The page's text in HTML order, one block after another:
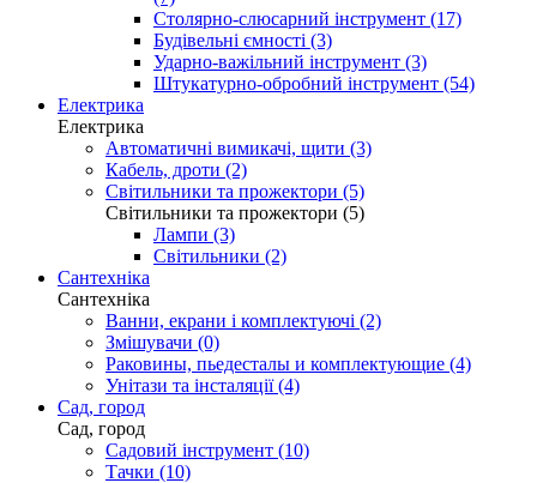
Столярно-слюсарний інструмент (17)
Будівельні ємності (3)
Ударно-важільний інструмент (3)
Штукатурно-обробний інструмент (54)
Електрика
Електрика
Автоматичні вимикачі, щити (3)
Кабель, дроти (2)
Світильники та прожектори (5)
Світильники та прожектори (5)
Лампи (3)
Світильники (2)
Сантехніка
Сантехніка
Ванни, екрани і комплектуючі (2)
Змішувачи (0)
Раковины, пьедесталы и комплектующие (4)
Унітази та інсталяції (4)
Сад, город
Сад, город
Садовий інструмент (10)
Тачки (10)